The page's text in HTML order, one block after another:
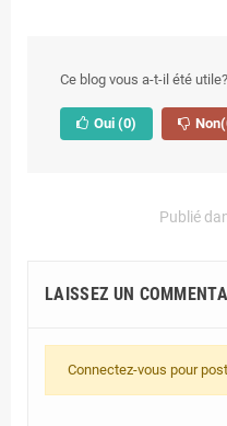
Ce blog vous a-t-il été utile?
Oui (0) Non
Publié
LAISSEZ UN
Connectez-vous pour